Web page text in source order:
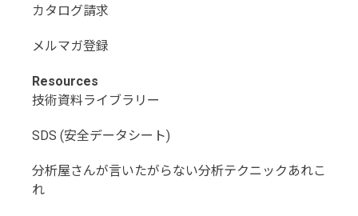
カタログ請求
メルマガ登録
Resources
技術資料ライブラリー
SDS (安全データシート)
分析屋さんが言いたがらない分析テクニックあれこ
れ